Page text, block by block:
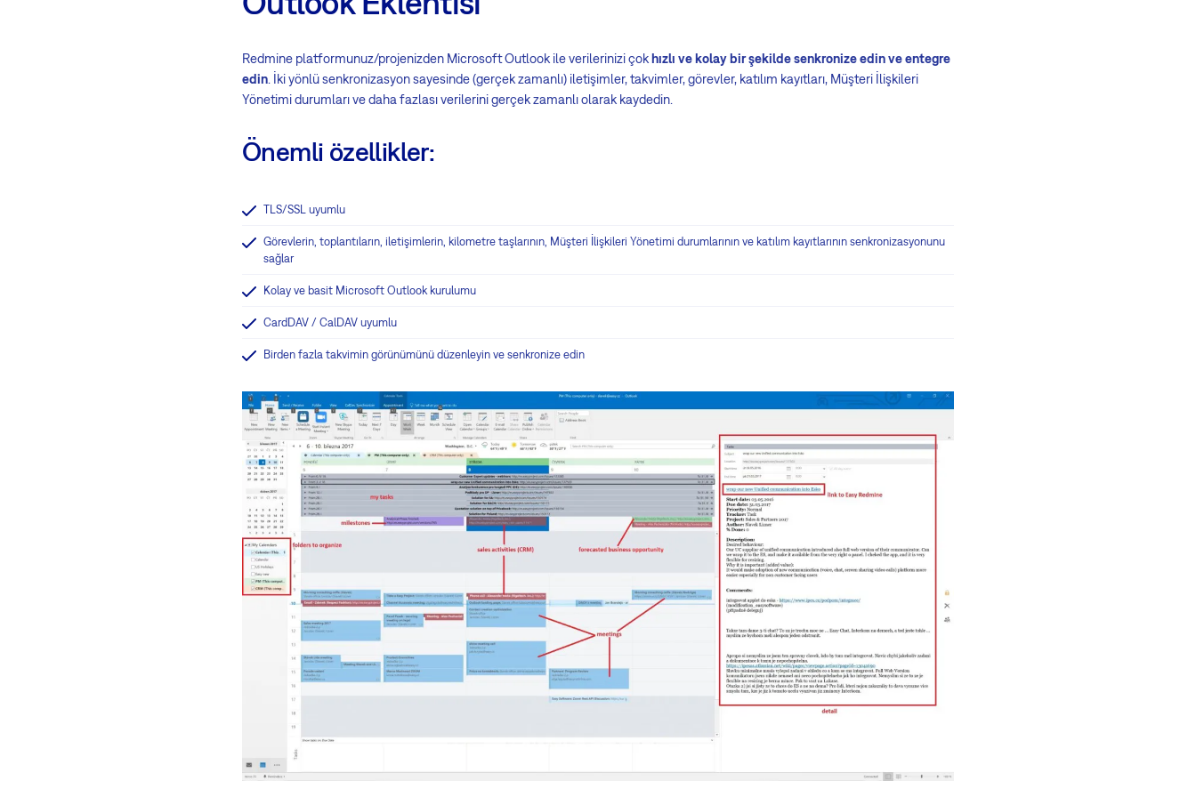
Redmine platformunuz/projenizden Microsoft Outlook ile verilerinizi çokhızlı ve kolay bir şekilde senkronize edin ve entegre
edin. İki yönlü senkronizasyon sayesinde (gerçek zamanlı) iletişimler, takvimler, görevler, katılım kayıtları, Müşteri İlişkileri
Yönetimi durumları ve daha fazlası verilerini gerçek zamanlı olarak kaydedin.
Önemli özellikler:
TLS/SSL uyumlu
Görevlerin, toplantıların, iletişimlerin, kilometre taşlarının, Müşteri İlişkileri Yönetimi durumlarının ve katılım kayıtlarının senkronizasyonunu
sağlar
Kolay ve basit Microsoft Outlook kurulumu
CardDAV / CalDAV uyumlu
Birden fazla takvimin görünümünü düzenleyin ve senkronize edin